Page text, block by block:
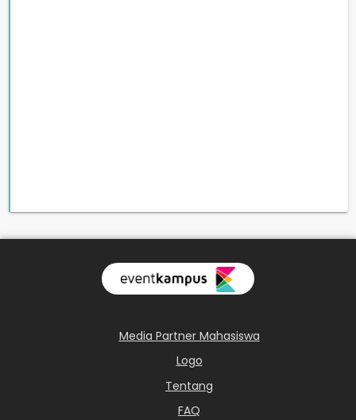
Media Partner Mahasiswa
Logo
Tentang
FAQ